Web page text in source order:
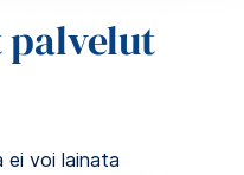
palvelut
ei voi lainata